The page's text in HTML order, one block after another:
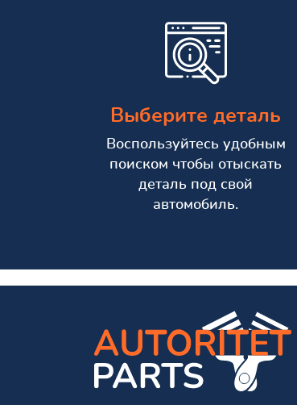
Выберите деталь
Воспользуйтесь удобным
поиском чтобы отыскать
деталь под свой
автомобиль.